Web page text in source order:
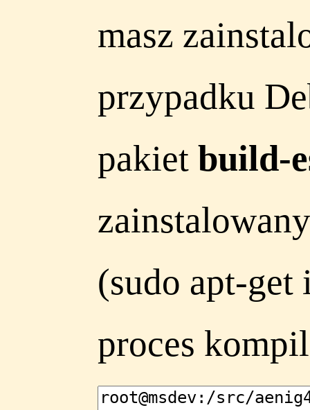
masz
przypadku
pakiet build-
(sudo apt-get
proces